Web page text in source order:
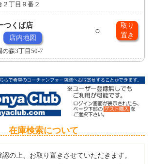
丁目９番２
つくば店
○
取り
置き
店内地図
森3丁目50-7
在庫検索について
の上、お取り置きさせていただきます。